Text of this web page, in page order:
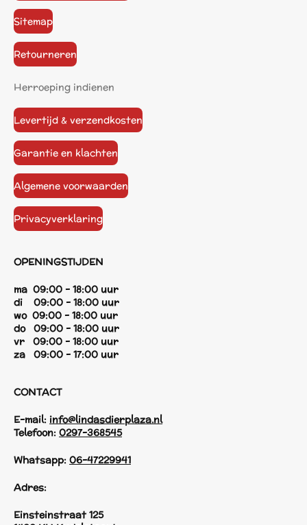
Sitemap
Retourneren
Herroeping indienen
Levertijd & verzendkosten
Garantie en klachten
Algemene voorwaarden
Privacyverklaring
OPENINGSTIJDEN
ma 09:00 - 18:00 uur
di 09:00 - 18:00 uur
wo 09:00 - 18:00 uur
do 09:00 - 18:00 uur
vr 09:00 - 18:00 uur
za 09:00 - 17:00 uur
CONTACT
E-mail: info@lindasdierplaza.nl
Telefoon: 0297-368545
Whatsapp: 06-47229941
Adres:
Einsteinstraat 125